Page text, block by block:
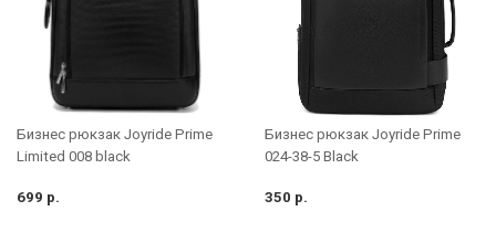
Бизнес рюкзак Joyride Prime
Limited 008 black
699 р.
Бизнес рюкзак Joyride Prime
024-38-5 Black
350 р.